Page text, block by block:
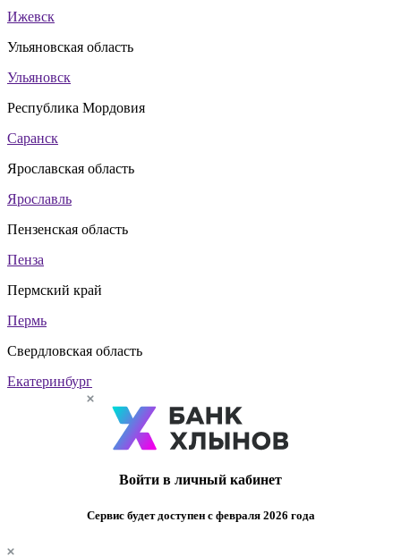
Ижевск
Ульяновская область
Ульяновск
Республика Мордовия
Саранск
Ярославская область
Ярославль
Пензенская область
Пенза
Пермский край
Пермь
Свердловская область
Екатеринбург
Войти в личный кабинет
Сервис будет доступен с февраля 2026 года